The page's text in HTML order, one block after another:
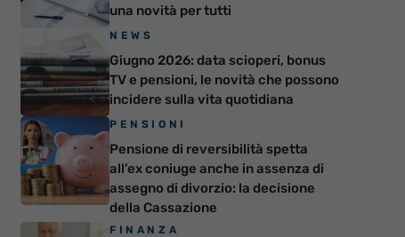
una novità per tutti
NEWS
Giugno 2026: data scioperi, bonus
TV e pensioni, le novità che possono
incidere sulla vita quotidiana
PENSIONI
Pensione di reversibilità spetta
all’ex coniuge anche in assenza di
assegno di divorzio: la decisione
della Cassazione
FINANZA